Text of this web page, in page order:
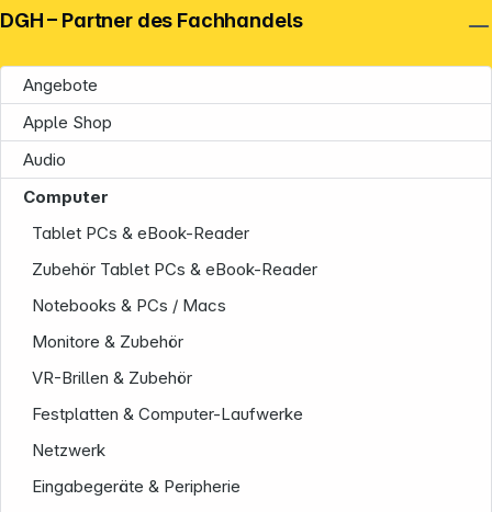
Angebote
Apple Shop
Audio
Computer
Tablet PCs & eBook-Reader
Zubehör Tablet PCs & eBook-Reader
Notebooks & PCs / Macs
Monitore & Zubehör
VR-Brillen & Zubehör
Festplatten & Computer-Laufwerke
Netzwerk
Eingabegeräte & Peripherie
DGH – Partner des Fachhandels